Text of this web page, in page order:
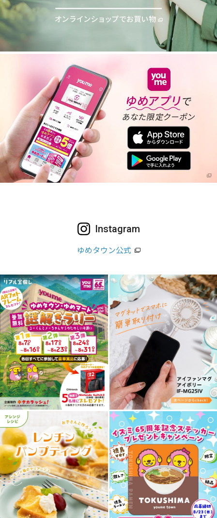
Instagram
ゆめタウン公式